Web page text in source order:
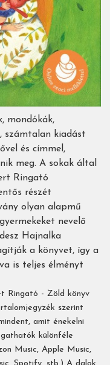
mondókák,
számtalan kiadást
és címmel,
meg. A sokak által
Ringató
részét
olyan alapmű
nevelő
Hajnalka
a könyvet, így a
is teljes élményt
Ringató - Zöld könyv
szerint
amit énekelni
különféle
Music, Apple Music,